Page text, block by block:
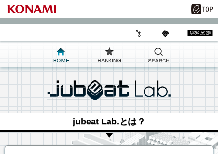
jubeat Lab.とは？